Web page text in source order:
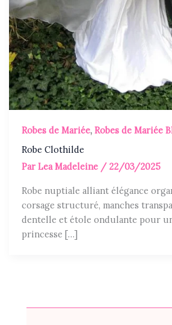
Robes de Mariée,Robes de Mariée
Robe Clothilde
ParLea Madeleine / 22/03/2025
Robe nuptiale alliant élégance
corsage structuré, manches
dentelle et étole ondulante pour
princesse […]